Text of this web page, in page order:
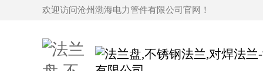
欢迎访问沧州渤海电力管件有限公司官网！